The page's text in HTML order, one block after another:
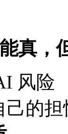
真，
风险
己的